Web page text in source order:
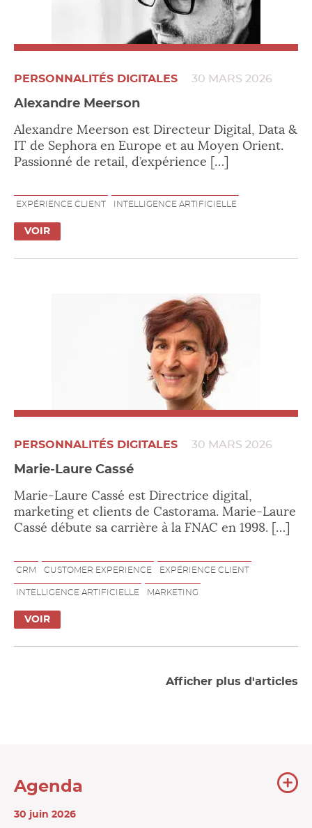
PERSONNALITÉS DIGITALES 30 MARS 2026
Alexandre Meerson
Alexandre Meerson est Directeur Digital, Data &
IT de Sephora en Europe et au Moyen Orient.
Passionné de retail, d’expérience […]
EXPÉRIENCE CLIENT INTELLIGENCE ARTIFICIELLE
VOIR
PERSONNALITÉS DIGITALES 30 MARS 2026
Marie-Laure Cassé
Marie-Laure Cassé est Directrice digital,
marketing et clients de Castorama. Marie-Laure
Cassé débute sa carrière à la FNAC en 1998. […]
CRM CUSTOMER EXPERIENCE EXPÉRIENCE CLIENT
INTELLIGENCE ARTIFICIELLE MARKETING
VOIR
Afficher plus d'articles
Agenda
30 juin 2026